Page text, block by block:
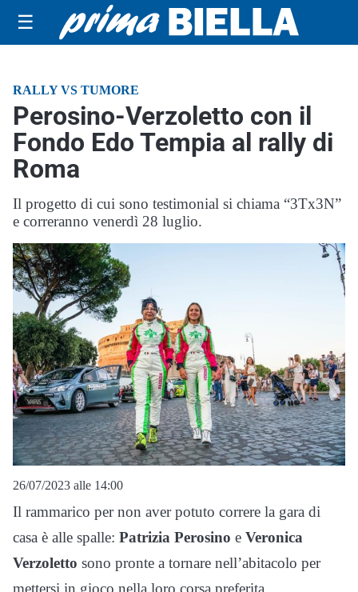
☰
RALLY VS TUMORE
Perosino-Verzoletto con il
Fondo Edo Tempia al rally di
Roma
Il progetto di cui sono testimonial si chiama “3Tx3N”
e correranno venerdì 28 luglio.
26/07/2023 alle 14:00
Il rammarico per non aver potuto correre la gara di
casa è alle spalle: Patrizia Perosino e Veronica
Verzoletto sono pronte a tornare nell’abitacolo per
mettersi in gioco nella loro corsa preferita.